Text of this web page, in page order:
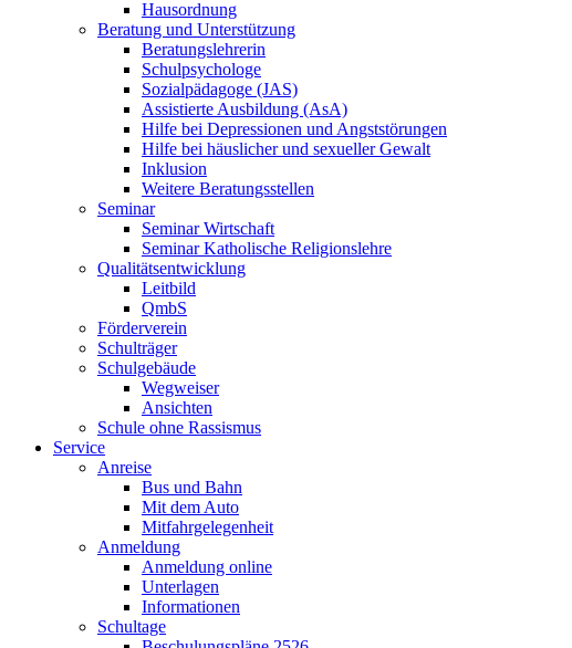
Hausordnung
Beratung und Unterstützung
Beratungslehrerin
Schulpsychologe
Sozialpädagoge (JAS)
Assistierte Ausbildung (AsA)
Hilfe bei Depressionen und Angststörungen
Hilfe bei häuslicher und sexueller Gewalt
Inklusion
Weitere Beratungsstellen
Seminar
Seminar Wirtschaft
Seminar Katholische Religionslehre
Qualitätsentwicklung
Leitbild
QmbS
Förderverein
Schulträger
Schulgebäude
Wegweiser
Ansichten
Schule ohne Rassismus
Service
Anreise
Bus und Bahn
Mit dem Auto
Mitfahrgelegenheit
Anmeldung
Anmeldung online
Unterlagen
Informationen
Schultage